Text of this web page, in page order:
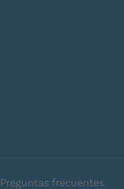
Preguntas frecuentes